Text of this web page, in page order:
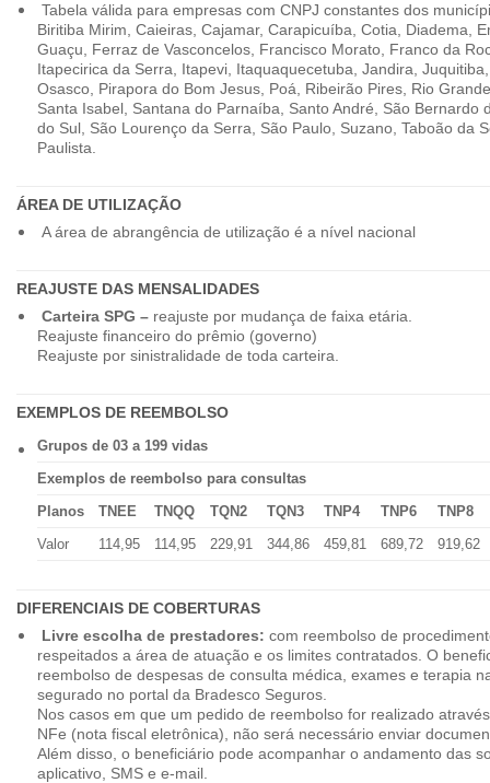
Tabela válida para empresas com CNPJ constantes dos
Biritiba Mirim, Caieiras, Cajamar, Carapicuíba, Cotia, Diadema,
Guaçu, Ferraz de Vasconcelos, Francisco Morato, Franco da
Itapecirica da Serra, Itapevi, Itaquaquecetuba, Jandira,
Osasco, Pirapora do Bom Jesus, Poá, Ribeirão Pires, Rio
Santa Isabel, Santana do Parnaíba, Santo André, São Bernardo
do Sul, São Lourenço da Serra, São Paulo, Suzano, Taboão da
Paulista.
ÁREA DE UTILIZAÇÃO
A área de abrangência de utilização é a nível nacional
REAJUSTE DAS MENSALIDADES
Carteira SPG –reajuste por mudança de faixa etária.
Reajuste financeiro do prêmio (governo)
Reajuste por sinistralidade de toda carteira.
EXEMPLOS DE REEMBOLSO
Grupos de 03 a 199 vidas
Exemplos de reembolso para consultas
Planos
TNEE TNQQ TQN2 TQN3 TNP4 TNP6
TNP8
Valor
114,95 114,95 229,91 344,86 459,81 689,72 919,62
DIFERENCIAIS DE COBERTURAS
Livre escolha de prestadores: com reembolso de
respeitados a área de atuação e os limites contratados. O
reembolso de despesas de consulta médica, exames e terapia
segurado no portal da Bradesco Seguros.
Nos casos em que um pedido de reembolso for realizado
NFe (nota fiscal eletrônica), não será necessário enviar
Além disso, o beneficiário pode acompanhar o andamento das
aplicativo, SMS e e-mail.